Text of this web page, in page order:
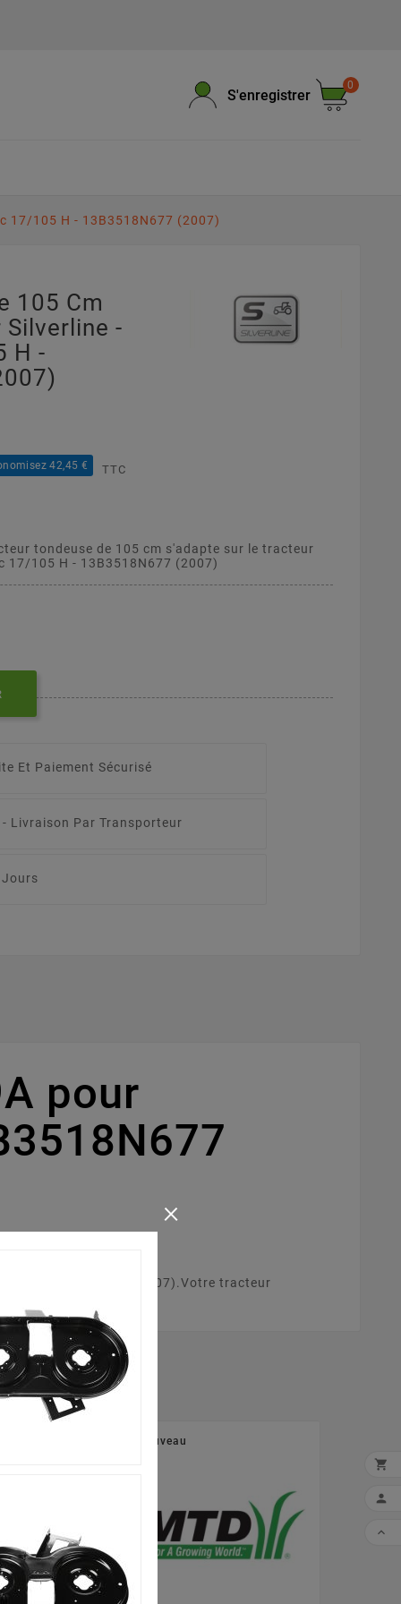
S'enregistrer
0
17/105 H - 13B3518N677 (2007)
105 Cm
-
H -
42,45 € TTC
tondeuse de 105 cm s'adapte sur le tracteur
17/105 H - 13B3518N677 (2007)
Et Paiement Sécurisé
Livraison Par Transporteur
Jours
pour
H - 13B3518N677 (2007).Votre tracteur
solide et résistant.
Nouveau
×


